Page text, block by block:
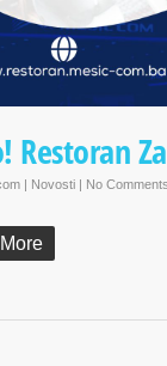
Restoran
| Novosti | No